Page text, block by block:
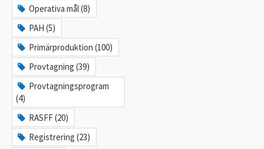
Operativa mål (8)
PAH (5)
Primärproduktion (100)
Provtagning (39)
Provtagningsprogram
(4)
RASFF (20)
Registrering (23)